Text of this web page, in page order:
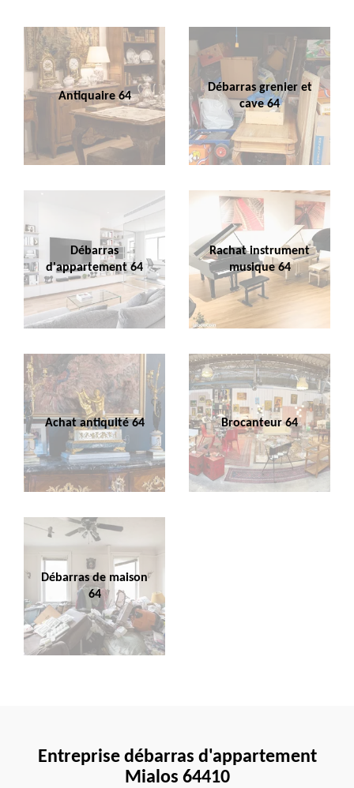
Antiquaire 64
Débarras grenier et
cave 64
Débarras
d'appartement 64
Rachat instrument
musique 64
Achat antiquité 64 Brocanteur 64
Débarras de maison
64
Entreprise débarras d'appartement
Mialos 64410